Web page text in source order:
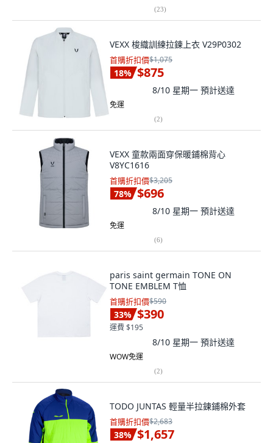
(23)
VEXX 梭織訓練拉鍊上衣 V29P0302
首購折扣價$1,075
18% $875
8/10 星期一 預計送達
免運
(2)
VEXX 童款兩面穿保暖鋪棉背心
V8YC1616
首購折扣價$3,205
78% $696
8/10 星期一 預計送達
免運
(6)
paris saint germain TONE ON
TONE EMBLEM T恤
首購折扣價$590
33% $390
運費 $195
8/10 星期一 預計送達
WOW免運
(2)
TODO JUNTAS 輕量半拉鍊鋪棉外套
首購折扣價$2,683
38% $1,657